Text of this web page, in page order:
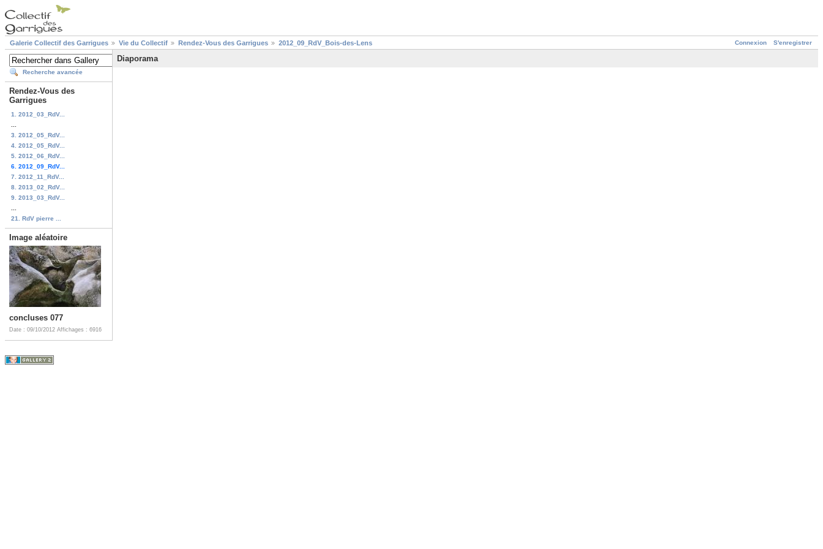
Connexion S'enregistrer
Galerie Collectif des Garrigues Vie du Collectif Rendez-Vous des Garrigues 2012_09_RdV_Bois-des-Lens
Recherche avancée
Rendez-Vous des
Garrigues
1. 2012_03_RdV...
3. 2012_05_RdV...
4. 2012_05_RdV...
5. 2012_06_RdV...
6. 2012_09_RdV...
7. 2012_11_RdV...
8. 2013_02_RdV...
9. 2013_03_RdV...
21. RdV pierre ...
Image aléatoire
concluses 077
Date : 09/10/2012 Affichages : 6916
Diaporama